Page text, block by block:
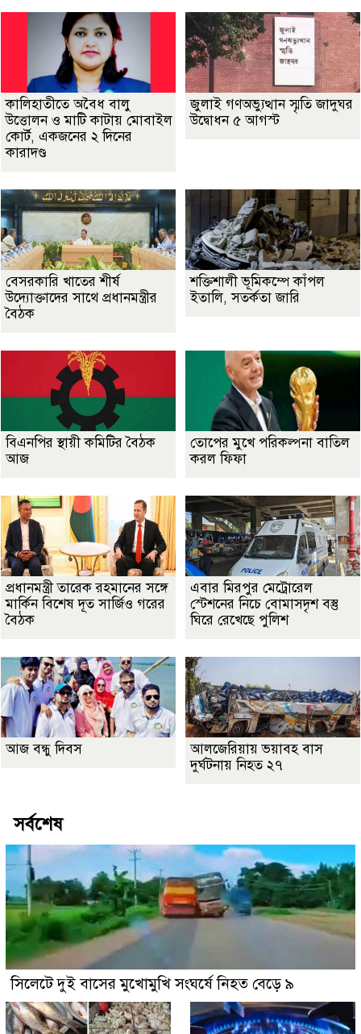
কালিহাতীতে অবৈধ বালু
উত্তোলন ও মাটি কাটায় মোবাইল
কোর্ট, একজনের ২ দিনের
কারাদণ্ড
জুলাই গণঅভ্যুত্থান স্মৃতি জাদুঘর
উদ্বোধন ৫ আগস্ট
বেসরকারি খাতের শীর্ষ
উদ্যোক্তাদের সাথে প্রধানমন্ত্রীর
বৈঠক
শক্তিশালী ভূমিকম্পে কাঁপল
ইতালি, সতর্কতা জারি
বিএনপির স্থায়ী কমিটির বৈঠক
আজ
তোপের মুখে পরিকল্পনা বাতিল
করল ফিফা
প্রধানমন্ত্রী তারেক রহমানের সঙ্গে
মার্কিন বিশেষ দূত সার্জিও গরের
বৈঠক
এবার মিরপুর মেট্রোরেল
স্টেশনের নিচে বোমাসদৃশ বস্তু
ঘিরে রেখেছে পুলিশ
আজ বন্ধু দিবস
আলজেরিয়ায় ভয়াবহ বাস
দুর্ঘটনায় নিহত ২৭
সর্বশেষ
সিলেটে দুই বাসের মুখোমুখি সংঘর্ষে নিহত বেড়ে ৯